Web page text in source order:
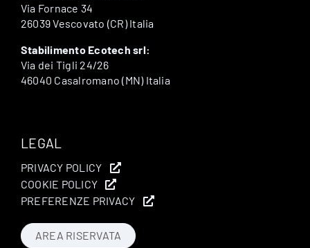
Via Fornace 34
26039 Vescovato (CR) Italia
Stabilimento Ecotech srl:
Via dei Tigli 24/26
46040 Casalromano (MN) Italia
LEGAL
PRIVACY POLICY
COOKIE POLICY
PREFERENZE PRIVACY
AREA RISERVATA